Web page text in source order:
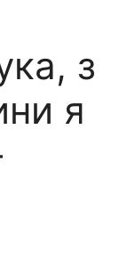
з
я